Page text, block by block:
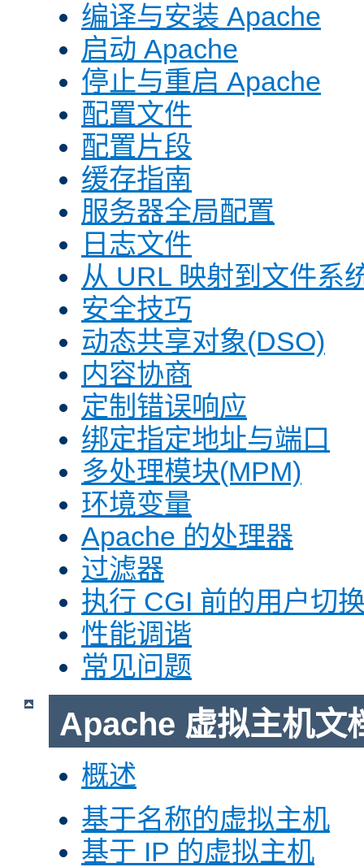
编译与安装 Apache
启动 Apache
停止与重启 Apache
配置文件
配置片段
缓存指南
服务器全局配置
日志文件
从 URL 映射到文件系
安全技巧
动态共享对象(DSO)
内容协商
定制错误响应
绑定指定地址与端口
多处理模块(MPM)
环境变量
Apache 的处理器
过滤器
执行 CGI 前的用户切
性能调谐
常见问题
Apache 虚拟主机文
概述
基于名称的虚拟主机
基于 IP 的虚拟主机